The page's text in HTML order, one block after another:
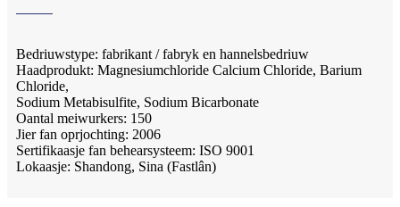
Bedriuwstype: fabrikant / fabryk en hannelsbedriuw
Haadprodukt: Magnesiumchloride Calcium Chloride, Barium
Chloride,
Sodium Metabisulfite, Sodium Bicarbonate
Oantal meiwurkers: 150
Jier fan oprjochting: 2006
Sertifikaasje fan behearsysteem: ISO 9001
Lokaasje: Shandong, Sina (Fastlân)